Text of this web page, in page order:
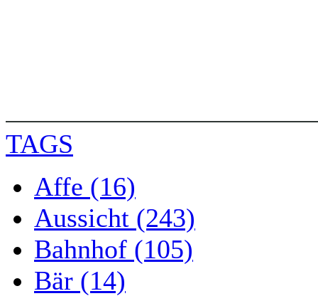
TAGS
Affe (16)
Aussicht (243)
Bahnhof (105)
Bär (14)